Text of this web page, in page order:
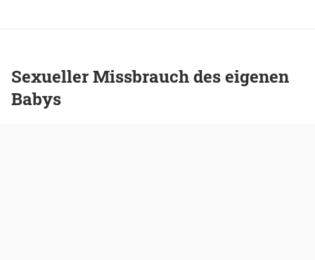
Sexueller Missbrauch des eigenen
Babys